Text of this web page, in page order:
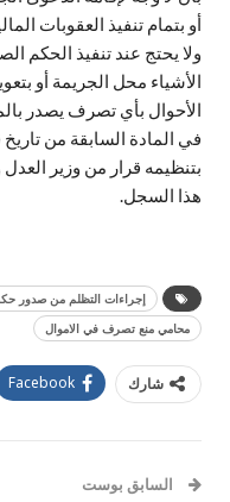
أو بتمام تنفيذ العقوبات
ولا يحتج عند تنفيذ الحكم
الأشياء محل الجريمة أو
الأحوال بأي تصرف يصدر
في المادة السابقة من
بتنظيمه قرار من وزير
هذا السجل.
إجراءات التظلم من صدور
محامي منع تصرف في الاموال
شارك Facebook
السابق بوست